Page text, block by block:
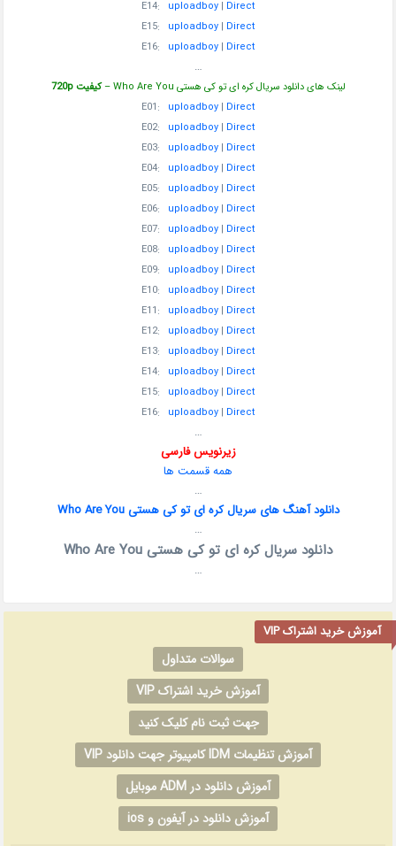
E14: uploadboy| Direct
E15: uploadboy| Direct
E16: uploadboy| Direct
…
لینک های دانلود سریال کره ای تو کی هستی Who Are You –
کیفیت 720p
E01: uploadboy| Direct
E02: uploadboy| Direct
E03: uploadboy| Direct
E04: uploadboy| Direct
E05: uploadboy| Direct
E06: uploadboy| Direct
E07: uploadboy| Direct
E08: uploadboy| Direct
E09: uploadboy| Direct
E10: uploadboy| Direct
E11: uploadboy| Direct
E12: uploadboy| Direct
E13: uploadboy| Direct
E14: uploadboy| Direct
E15: uploadboy| Direct
E16: uploadboy| Direct
…
زیرنویس فارسی
همه قسمت ها
…
دانلود آهنگ های سریال کره ای تو کی هستی Who Are You
…
دانلود سریال کره ای تو کی هستی Who Are You
…
آموزش خرید اشتراک VIP
سوالات متداول
آموزش خرید اشتراک VIP
جهت ثبت نام کلیک کنید
آموزش تنظیمات IDM کامپیوتر جهت دانلود VIP
آموزش دانلود در ADM موبایل
آموزش دانلود در آیفون و ios